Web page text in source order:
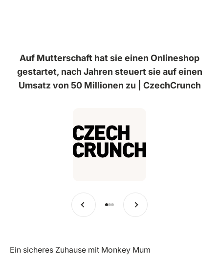
Auf Mutterschaft hat sie einen Onlineshop
gestartet, nach Jahren steuert sie auf einen
Umsatz von 50 Millionen zu | CzechCrunch
Vorherige
Zu Eintrag 1 springen
Zu Eintrag 2 springen
Zu Eintrag 3 springen
Weiter
Ein sicheres Zuhause mit Monkey Mum